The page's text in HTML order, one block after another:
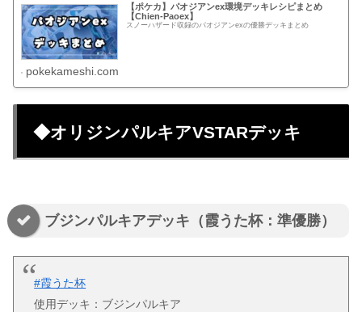
【ポケカ】パオジアンex環境デッキレシピまとめ
【Chien-Paoex】
スノーハザード収録のパオジアンexの優勝デッキまとめ
pokekameshi.com
◆オリジンパルキアVSTARデッキ
ブジンパルキアデッキ（霞うた杯：準優勝）
#霞うた杯
使用デッキ：ブジンパルキア